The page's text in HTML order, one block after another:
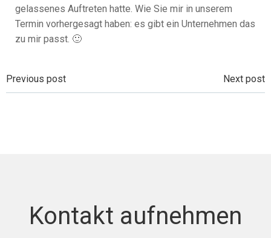
gelassenes Auftreten hatte. Wie Sie mir in unserem
Termin vorhergesagt haben: es gibt ein Unternehmen das
zu mir passt. 🙂
Beitragsnavigation
Previous post Next post
Kontakt aufnehmen